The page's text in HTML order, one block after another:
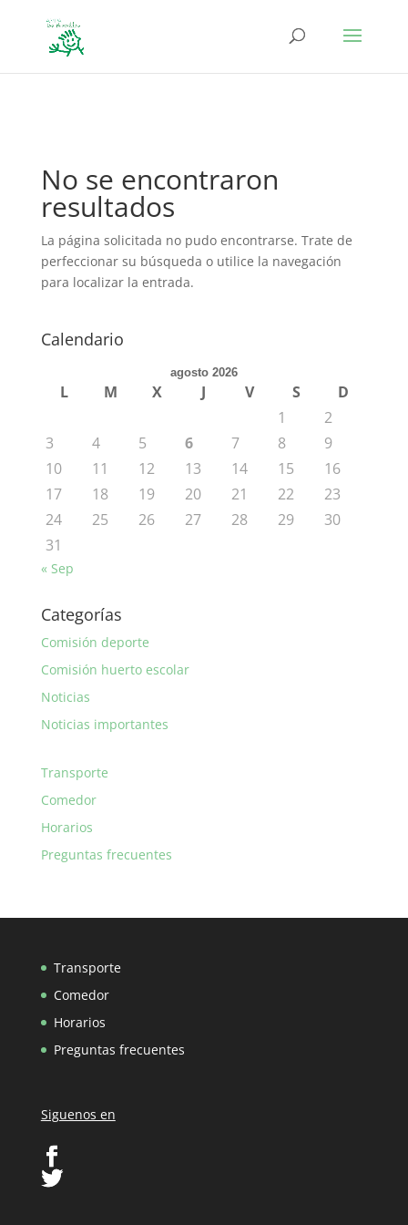
No se encontraron
resultados
La página solicitada no pudo encontrarse. Trate de
perfeccionar su búsqueda o utilice la navegación
para localizar la entrada.
Calendario
agosto 2026
L M X J V S
D
1
2
3
4 5 6 7 8
9
10
11 12 13 14 15
16
17
18 19 20 21 22
23
24
25 26 27 28 29
30
31
« Sep
Categorías
Comisión deporte
Comisión huerto escolar
Noticias
Noticias importantes
Transporte
Comedor
Horarios
Preguntas frecuentes
Transporte
Comedor
Horarios
Preguntas frecuentes
Siguenos en